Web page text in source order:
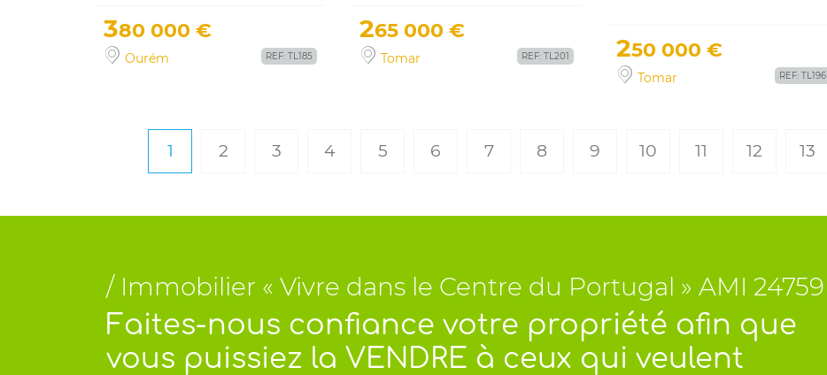
380 000 €
Ourém REF: TL185
265 000 €
Tomar REF: TL201 250 000 €
Tomar REF: TL196
1 2 3 4 5 6 7 8 9 10 11 12 13
/ Immobilier « Vivre dans le Centre du Portugal » AMI 24759
Faites-nous confiance votre propriété afin que
vous puissiez la VENDRE à ceux qui veulent